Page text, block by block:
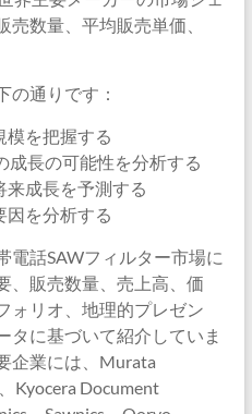
数量、平均販売単価、
の通りです：
模を把握する
成長の可能性を分析する
来成長を予測する
因を分析する
電話SAWフィルター市場に
、販売数量、売上高、価
ォリオ、地理的プレゼン
タに基づいて紹介していま
企業には、Murata
Kyocera Document